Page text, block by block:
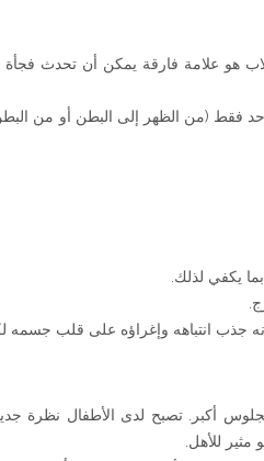
هو علامة فارقة يمكن أن تحدث فجأة
فقط (من الظهر إلى البطن أو من
يكفي لذلك.
جذب انتباهه وإغراؤه على قلب جسمه
أكبر. تصبح لدى الأطفال نظرة
مثير للأهل.